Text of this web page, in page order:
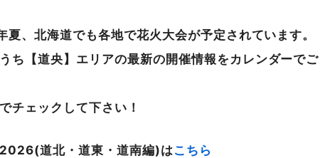
、北海道でも各地で花火大会が予定されています。
ち【道央】エリアの最新の開催情報をカレンダーでご
チェックして下さい！
2026(道北・道東・道南編)は こちら